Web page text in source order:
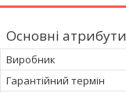
Основні атрибути
Виробник
Гарантійний термін